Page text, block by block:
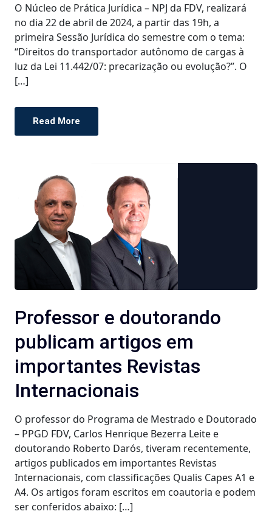
O Núcleo de Prática Jurídica – NPJ da FDV, realizará
no dia 22 de abril de 2024, a partir das 19h, a
primeira Sessão Jurídica do semestre com o tema:
“Direitos do transportador autônomo de cargas à
luz da Lei 11.442/07: precarização ou evolução?”. O
[…]
Read More
Professor e doutorando
publicam artigos em
importantes Revistas
Internacionais
O professor do Programa de Mestrado e Doutorado
– PPGD FDV, Carlos Henrique Bezerra Leite e
doutorando Roberto Darós, tiveram recentemente,
artigos publicados em importantes Revistas
Internacionais, com classificações Qualis Capes A1 e
A4. Os artigos foram escritos em coautoria e podem
ser conferidos abaixo: […]